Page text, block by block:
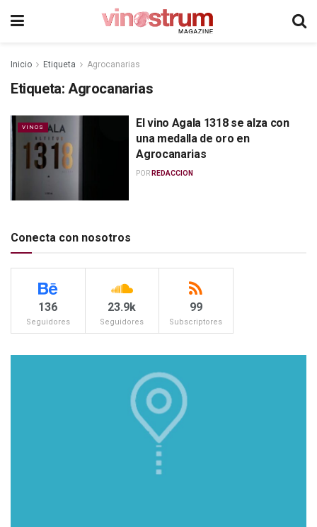
Inicio Etiqueta Agrocanarias
Etiqueta: Agrocanarias
VINOS
El vino Agala 1318 se alza con
una medalla de oro en
Agrocanarias
POR REDACCION
Conecta con nosotros
136
Seguidores
23.9k
Seguidores
99
Subscriptores